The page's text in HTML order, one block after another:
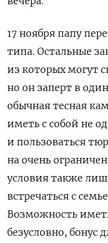
17 ноября папу
типа. Остальные
из которых могут
но он заперт в
обычная тесная
иметь с собой не
и пользоваться
на очень
условия также
встречаться с
Возможность
безусловно, бонус